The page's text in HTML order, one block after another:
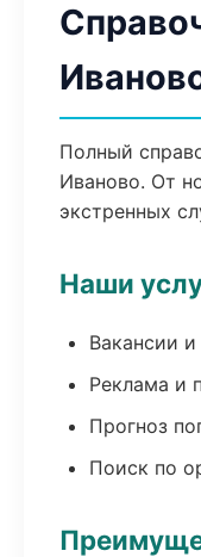
Полный
Иваново. От
экстренных
Наши
Вакансии
Реклама и
Прогноз
Поиск по